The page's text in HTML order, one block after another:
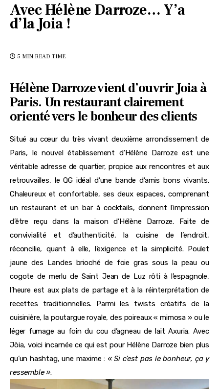
Avec Hélène Darroze… Y’a
d’la Joia !
5 MIN READ TIME
Hélène Darroze vient d’ouvrir Joia à
Paris. Un restaurant clairement
orienté vers le bonheur des clients
Situé au cœur du très vivant deuxième arrondissement de
Paris, le nouvel établissement d’Hélène Darroze est une
véritable adresse de quartier, propice aux rencontres et aux
retrouvailles, le QG idéal d’une bande d’amis bons vivants.
Chaleureux et confortable, ses deux espaces, comprenant
un restaurant et un bar à cocktails, donnent l’impression
d’être reçu dans la maison d’Hélène Darroze. Faite de
convivialité et d’authenticité, la cuisine de l’endroit,
réconcilie, quant à elle, l’exigence et la simplicité. Poulet
jaune des Landes brioché de foie gras sous la peau ou
cogote de merlu de Saint Jean de Luz rôti à l’espagnole,
l’heure est aux plats de partage et à la réinterprétation de
recettes traditionnelles. Parmi les twists créatifs de la
cuisinière, la poutargue royale, des poireaux « mimosa » ou le
léger fumage au foin du cou d’agneau de lait Axuria. Avec
Jòia, voici incarnée ce qui est pour Hélène Darroze bien plus
qu’un hashtag, une maxime : « Si c’est pas le bonheur, ça y
ressemble ».